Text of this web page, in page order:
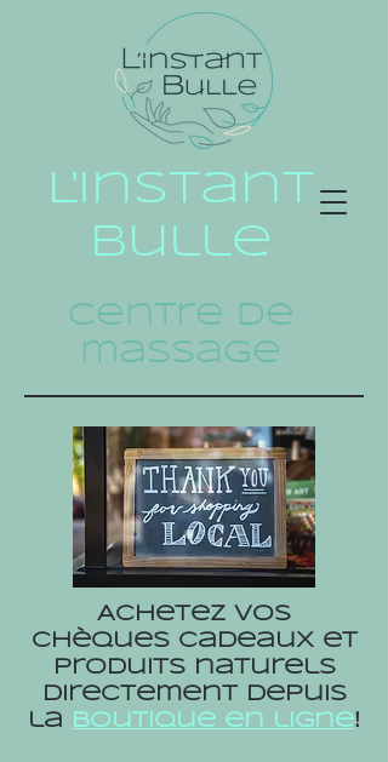
L'instant
bulle
Centre de
massage
Achetez vos
chèques cadeaux et
produits naturels
directement depuis
la
boutique en ligne!